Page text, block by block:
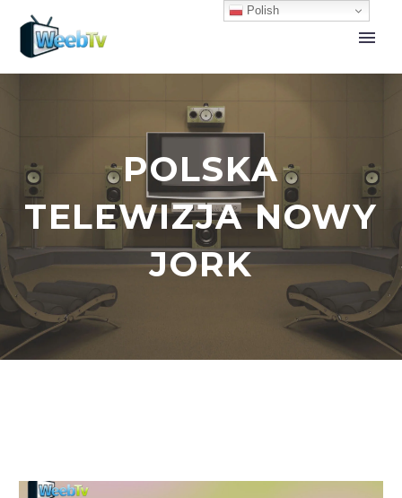
Polish
POLSKA
TELEWIZJA NOWY
JORK
Polish